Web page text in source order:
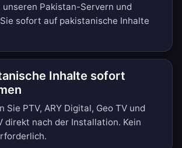
unseren Pakistan-Servern und
sofort auf pakistanische Inhalte
Inhalte sofort
Sie PTV, ARY Digital, Geo TV und
direkt nach der Installation. Kein